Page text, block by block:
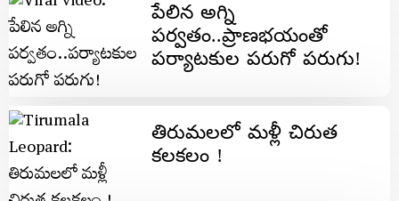
పేలిన అగ్ని
పర్వతం..ప్రాణభయంతో
పర్యాటకుల పరుగో పరుగు!
తిరుమలలో మళ్లీ చిరుత
కలకలం !